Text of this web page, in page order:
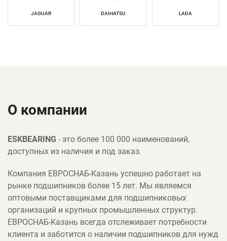
JAGUAR DAIHATSU LADA
О компании
ESKBEARING - это более 100 000 наименований,
доступных из наличия и под заказ.
Компания ЕВРОСНАБ-Казань успешно работает на
рынке подшипников более 15 лет. Мы являемся
оптовыми поставщиками для подшипниковых
организаций и крупных промышленных структур.
ЕВРОСНАБ-Казань всегда отслеживает потребности
клиента и заботится о наличии подшипников для нужд